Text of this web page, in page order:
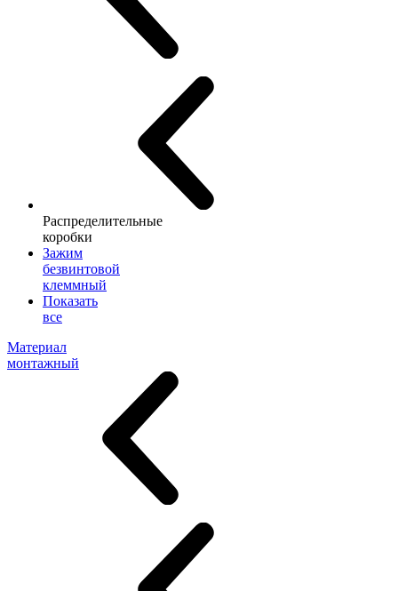
Распределительные
коробки
Зажим
безвинтовой
клеммный
Показать
все
Материал
монтажный